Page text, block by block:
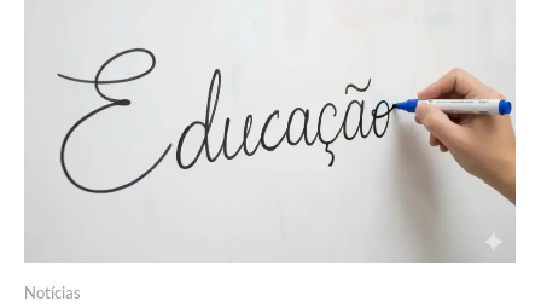
Notícias